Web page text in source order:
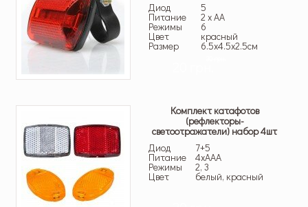
Диод
5
Питание 2 x AA
Режимы 6
Цвет красный
Размер 6.5х4.5х2.5см
Комплект катафотов
(рефлекторы-
светоотражатели) набор 4шт
Диод
7+5
Питание 4xAAA
Режимы 2, 3
Цвет белый, красный